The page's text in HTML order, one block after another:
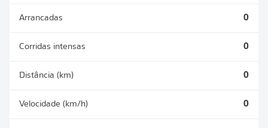
Arrancadas 0
Corridas intensas 0
Distância (km) 0
Velocidade (km/h) 0